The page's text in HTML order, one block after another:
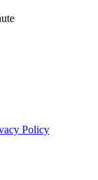
Policy